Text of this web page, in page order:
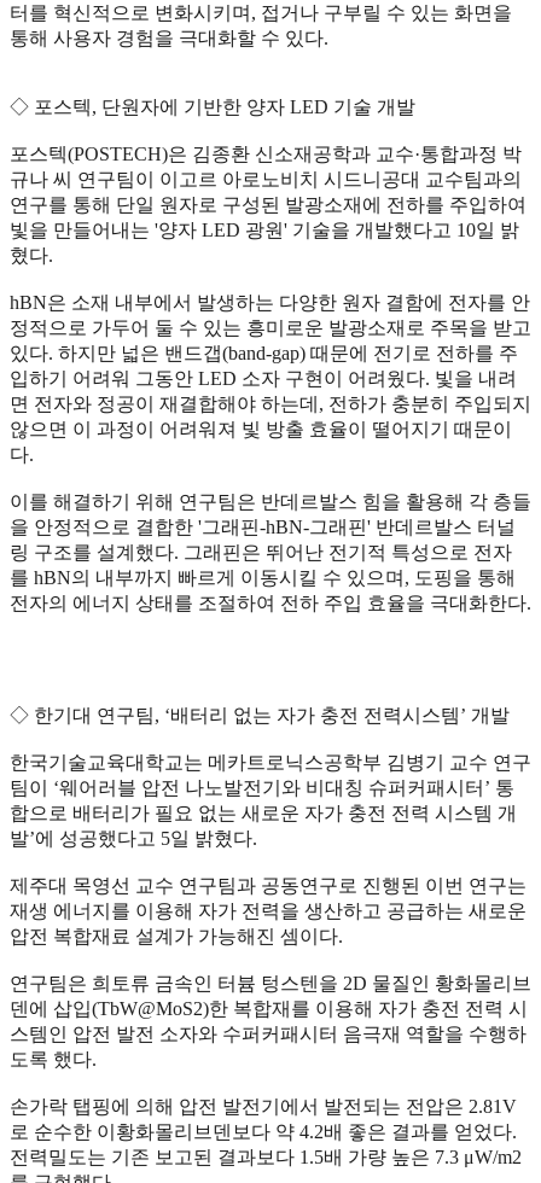
터를 혁신적으로 변화시키며, 접거나 구부릴 수 있는 화면을
통해 사용자 경험을 극대화할 수 있다.
◇ 포스텍, 단원자에 기반한 양자 LED 기술 개발
포스텍(POSTECH)은 김종환 신소재공학과 교수·통합과정 박
규나 씨 연구팀이 이고르 아로노비치 시드니공대 교수팀과의
연구를 통해 단일 원자로 구성된 발광소재에 전하를 주입하여
빛을 만들어내는 '양자 LED 광원' 기술을 개발했다고 10일 밝
혔다.
hBN은 소재 내부에서 발생하는 다양한 원자 결함에 전자를 안
정적으로 가두어 둘 수 있는 흥미로운 발광소재로 주목을 받고
있다. 하지만 넓은 밴드갭(band-gap) 때문에 전기로 전하를 주
입하기 어려워 그동안 LED 소자 구현이 어려웠다. 빛을 내려
면 전자와 정공이 재결합해야 하는데, 전하가 충분히 주입되지
않으면 이 과정이 어려워져 빛 방출 효율이 떨어지기 때문이
다.
이를 해결하기 위해 연구팀은 반데르발스 힘을 활용해 각 층들
을 안정적으로 결합한 '그래핀-hBN-그래핀' 반데르발스 터널
링 구조를 설계했다. 그래핀은 뛰어난 전기적 특성으로 전자
를 hBN의 내부까지 빠르게 이동시킬 수 있으며, 도핑을 통해
전자의 에너지 상태를 조절하여 전하 주입 효율을 극대화한다.
◇ 한기대 연구팀, ‘배터리 없는 자가 충전 전력시스템’ 개발
한국기술교육대학교는 메카트로닉스공학부 김병기 교수 연구
팀이 ‘웨어러블 압전 나노발전기와 비대칭 슈퍼커패시터’ 통
합으로 배터리가 필요 없는 새로운 자가 충전 전력 시스템 개
발’에 성공했다고 5일 밝혔다.
제주대 목영선 교수 연구팀과 공동연구로 진행된 이번 연구는
재생 에너지를 이용해 자가 전력을 생산하고 공급하는 새로운
압전 복합재료 설계가 가능해진 셈이다.
연구팀은 희토류 금속인 터븀 텅스텐을 2D 물질인 황화몰리브
덴에 삽입(TbW@MoS2)한 복합재를 이용해 자가 충전 전력 시
스템인 압전 발전 소자와 수퍼커패시터 음극재 역할을 수행하
도록 했다.
손가락 탭핑에 의해 압전 발전기에서 발전되는 전압은 2.81V
로 순수한 이황화몰리브덴보다 약 4.2배 좋은 결과를 얻었다.
전력밀도는 기존 보고된 결과보다 1.5배 가량 높은 7.3 μW/m2